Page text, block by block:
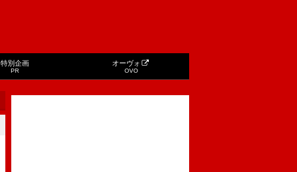
特別企画
PR
オーヴォ
OVO